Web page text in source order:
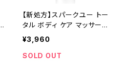
【新処方】スパークユー トー
タル ボディ ケア マッサージ
ローション / SPARK U Tot
al Body Care Massagel
otion プレイ後のケアに。
¥3,960
SOLD OUT